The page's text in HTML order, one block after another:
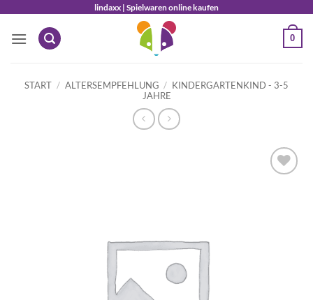
springen
lindaxx | Spielwaren online kaufen
0
START / ALTERSEMPFEHLUNG / KINDERGARTENKIND - 3-5
JAHRE